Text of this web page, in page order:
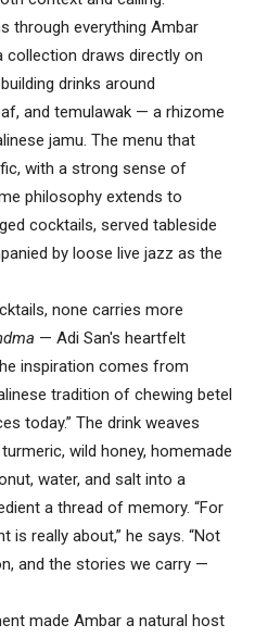
through everything Ambar
collection draws directly on
drinks around
and temulawak — a rhizome
jamu. The menu that
with a strong sense of
philosophy extends to
cocktails, served tableside
by loose live jazz as the
none carries more
— Adi San's heartfelt
inspiration comes from
tradition of chewing betel
today.” The drink weaves
wild honey, homemade
water, and salt into a
a thread of memory. “For
is really about,” he says. “Not
and the stories we carry —
made Ambar a natural host